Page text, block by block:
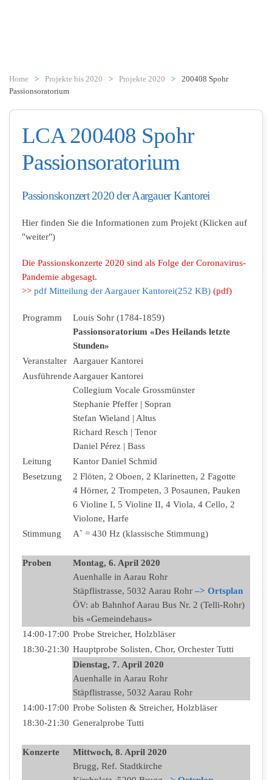
Home Projekte bis 2020 Projekte 2020
200408 Spohr
Passionsoratorium
LCA 200408 Spohr
Passionsoratorium
Passionskonzert 2020 der Aargauer Kantorei
Hier finden Sie die Informationen zum Projekt (Klicken auf
"weiter")
Die Passionskonzerte 2020 sind als Folge der Coronavirus-
Pandemie abgesagt.
>> pdf Mitteilung der Aargauer Kantorei(252 KB) (pdf)
Programm
Louis Sohr (1784-1859)
Passionsoratorium «Des Heilands letzte
Stunden»
Veranstalter
Aargauer Kantorei
Ausführende Aargauer Kantorei
Collegium Vocale Grossmünster
Stephanie Pfeffer | Sopran
Stefan Wieland | Altus
Richard Resch | Tenor
Daniel Pérez | Bass
Leitung
Kantor Daniel Schmid
Besetzung
2 Flöten, 2 Oboen, 2 Klarinetten, 2 Fagotte
4 Hörner, 2 Trompeten, 3 Posaunen, Pauken
6 Violine I, 5 Violine II, 4 Viola, 4 Cello, 2
Violone, Harfe
Stimmung
A` = 430 Hz (klassische Stimmung)
Proben
Montag, 6. April 2020
Auenhalle in Aarau Rohr
Stäpflistrasse, 5032 Aarau Rohr –> Ortsplan
ÖV: ab Bahnhof Aarau Bus Nr. 2 (Telli-Rohr)
bis «Gemeindehaus»
14:00-17:00 Probe Streicher, Holzbläser
18:30-21:30 Hauptprobe Solisten, Chor, Orchester Tutti
Dienstag, 7. April 2020
Auenhalle in Aarau Rohr
Stäpflistrasse, 5032 Aarau Rohr
14:00-17:00 Probe Solisten & Streicher, Holzbläser
18:30-21:30 Generalprobe Tutti
Konzerte
Mittwoch, 8. April 2020
Brugg, Ref. Stadtkirche